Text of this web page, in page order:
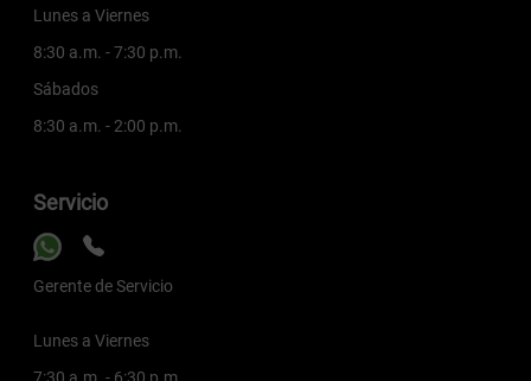
Lunes a Viernes
8:30 a.m. - 7:30 p.m.
Sábados
8:30 a.m. - 2:00 p.m.
Servicio
Gerente de Servicio
Lunes a Viernes
7:30 a.m. - 6:30 p.m.